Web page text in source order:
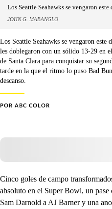
Los Seattle Seahawks se vengaron
JOHN G. MABANGLO
Los Seattle Seahawks se vengaron
les doblegaron con un sólido 13-29 en
de Santa Clara para conquistar su
tarde en la que el ritmo lo puso Bad
descanso.
POR ABC COLOR
Cinco goles de campo
absoluto en el Super Bowl, un pase
Sam Darnold a AJ Barner y una